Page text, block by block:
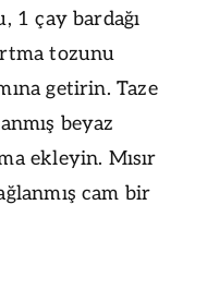
1 çay bardağı
tozunu
getirin. Taze
beyaz
ekleyin. Mısır
cam bir